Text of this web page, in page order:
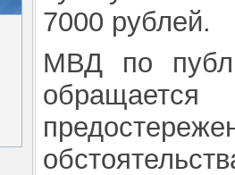
7000 рублей.
МВД по